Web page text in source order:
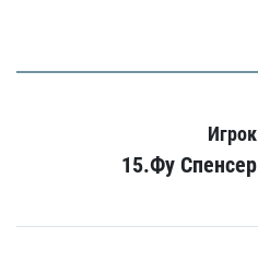
Игрок
15.Фу Спенсер